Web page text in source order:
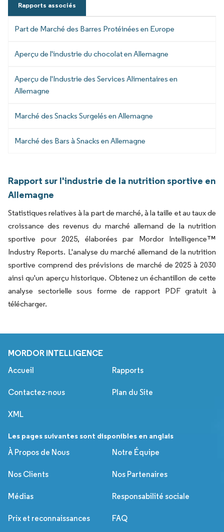
Rapports associés
Part de Marché des Barres Protéinées en Europe
Aperçu de l'industrie du chocolat en Allemagne
Aperçu de l'Industrie des Services Alimentaires en
Allemagne
Marché des Snacks Surgelés en Allemagne
Marché des Bars à Snacks en Allemagne
Rapport sur l'industrie de la nutrition sportive en
Allemagne
Statistiques relatives à la part de marché, à la taille et au taux de
croissance des revenus du marché allemand de la nutrition
sportive pour 2025, élaborées par Mordor Intelligence™
Industry Reports. L'analyse du marché allemand de la nutrition
sportive comprend des prévisions de marché de 2025 à 2030
ainsi qu'un aperçu historique. Obtenez un échantillon de cette
analyse sectorielle sous forme de rapport PDF gratuit à
télécharger.
MORDOR INTELLIGENCE
Accueil Rapports
Contactez-nous Plan du Site
XML
Les pages suivantes sont disponibles en anglais
À Propos de Nous
Notre Équipe
Nos Clients Nos Partenaires
Médias Responsabilité sociale
Prix et reconnaissances FAQ